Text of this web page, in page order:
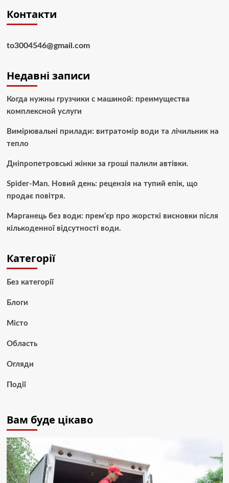
Контакти
to3004546@gmail.com
Недавні записи
Когда нужны грузчики с машиной: преимущества
комплексной услуги
Вимірювальні прилади: витратомір води та лічильник на
тепло
Дніпропетровські жінки за гроші палили автівки.
Spider-Man. Новий день: рецензія на тупий епік, що
продає повітря.
Марганець без води: прем’єр про жорсткі висновки після
кількоденної відсутності води.
Категорії
Без категорії
Блоги
Місто
Область
Огляди
Події
Вам буде цікаво